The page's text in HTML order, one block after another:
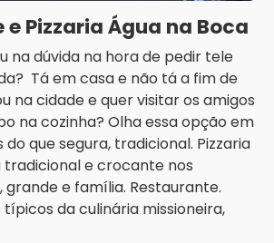
Pizzaria Água na Boca
na dúvida na hora de pedir tele
Tá em casa e não tá a fim de
na cidade e quer visitar os amigos
na cozinha? Olha essa opção em
do que segura, tradicional. Pizzaria
tradicional e crocante nos
e família. Restaurante.
da culinária missioneira,